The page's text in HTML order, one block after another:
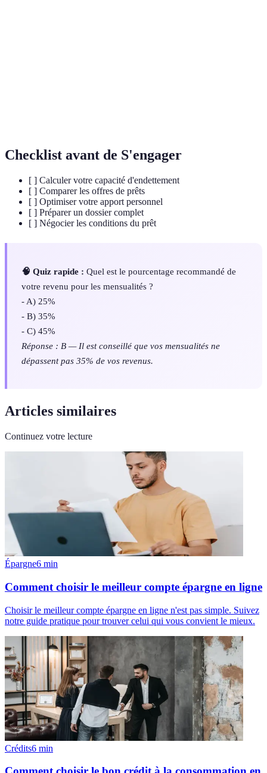
Checklist avant de S'engager
[ ] Calculer votre capacité d'endettement
[ ] Comparer les offres de prêts
[ ] Optimiser votre apport personnel
[ ] Préparer un dossier complet
[ ] Négocier les conditions du prêt
🧠 Quiz rapide : Quel est le pourcentage recommandé de
votre revenu pour les mensualités ?
- A) 25%
- B) 35%
- C) 45%
Réponse : B — Il est conseillé que vos mensualités ne
dépassent pas 35% de vos revenus.
Articles similaires
Continuez votre lecture
Épargne6 min
Comment choisir le meilleur compte épargne en ligne
Choisir le meilleur compte épargne en ligne n'est pas simple. Suivez
notre guide pratique pour trouver celui qui vous convient le mieux.
Crédits6 min